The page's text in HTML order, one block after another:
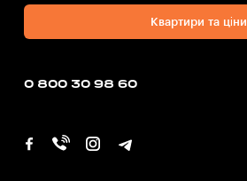
Квартири та ціни
0 800 30 98 60